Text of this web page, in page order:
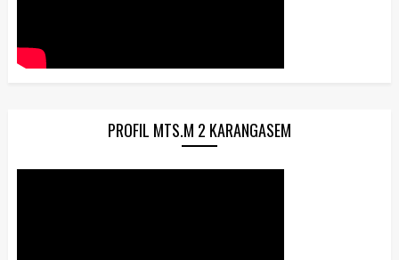
PROFIL MTS.M 2 KARANGASEM